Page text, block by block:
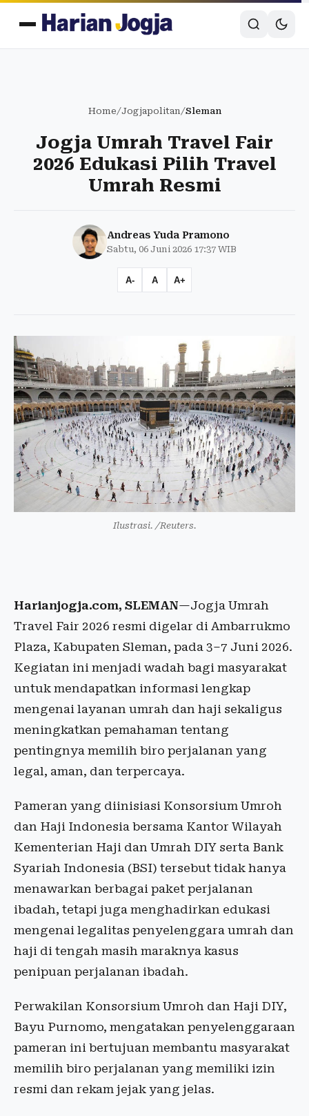
Home/Jogjapolitan/Sleman
Jogja Umrah Travel Fair
2026 Edukasi Pilih Travel
Umrah Resmi
Andreas Yuda Pramono
Sabtu, 06 Juni 2026 17:37 WIB
A- A A+
Ilustrasi. /Reuters.
Harianjogja.com, SLEMAN—Jogja Umrah
Travel Fair 2026 resmi digelar di Ambarrukmo
Plaza, Kabupaten Sleman, pada 3–7 Juni 2026.
Kegiatan ini menjadi wadah bagi masyarakat
untuk mendapatkan informasi lengkap
mengenai layanan umrah dan haji sekaligus
meningkatkan pemahaman tentang
pentingnya memilih biro perjalanan yang
legal, aman, dan terpercaya.
Pameran yang diinisiasi Konsorsium Umroh
dan Haji Indonesia bersama Kantor Wilayah
Kementerian Haji dan Umrah DIY serta Bank
Syariah Indonesia (BSI) tersebut tidak hanya
menawarkan berbagai paket perjalanan
ibadah, tetapi juga menghadirkan edukasi
mengenai legalitas penyelenggara umrah dan
haji di tengah masih maraknya kasus
penipuan perjalanan ibadah.
Perwakilan Konsorsium Umroh dan Haji DIY,
Bayu Purnomo, mengatakan penyelenggaraan
pameran ini bertujuan membantu masyarakat
memilih biro perjalanan yang memiliki izin
resmi dan rekam jejak yang jelas.